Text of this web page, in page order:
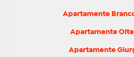
Apartamente
Apartamente
Apartamente